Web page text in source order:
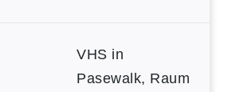
VHS in
Pasewalk, Raum